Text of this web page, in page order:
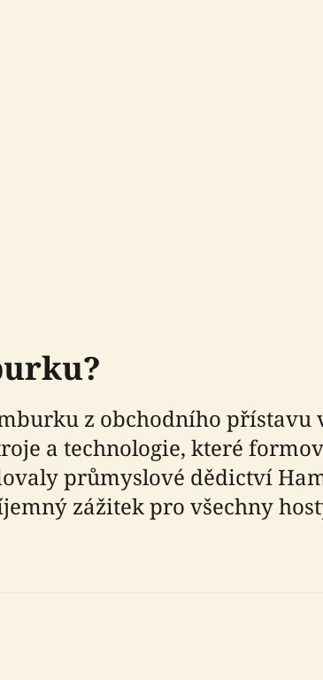
z obchodního přístavu
a technologie, které
průmyslové dědictví
zážitek pro všechny